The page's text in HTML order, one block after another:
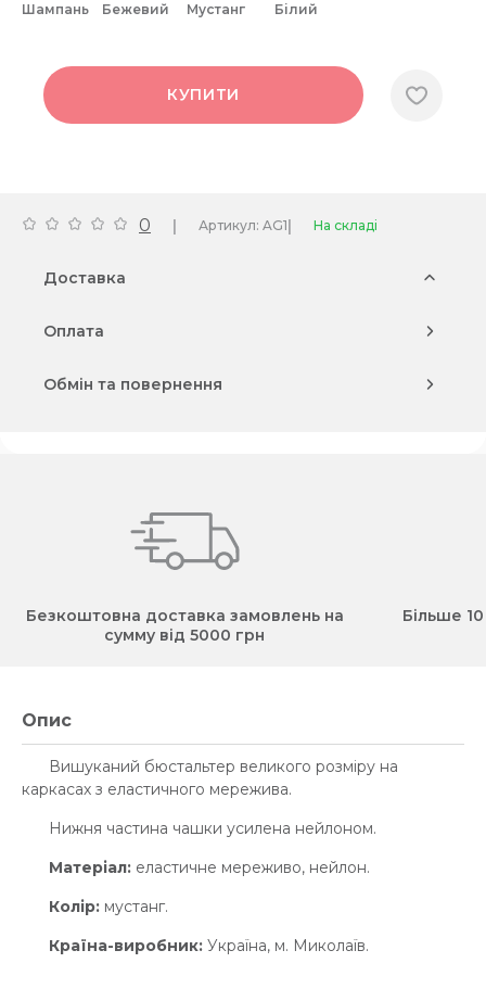
шампань бежевий мустанг білий
КУПИТИ
0 | Артикул: AG1| На складі
Доставка
Оплата
Обмін та повернення
Безкоштовна доставка замовлень на
сумму від 5000 грн
Більше
Опис
Вишуканий бюстальтер великого розміру на
каркасах з еластичного мережива.
Нижня частина чашки усилена нейлоном.
Матеріал: еластичне мереживо, нейлон.
Колір: мустанг.
Країна-виробник: Україна, м. Миколаїв.